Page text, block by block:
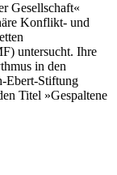
Gesellschaft«
Konflikt- und
untersucht. Ihre
in den
Ebert-Stiftung
Titel »Gespaltene